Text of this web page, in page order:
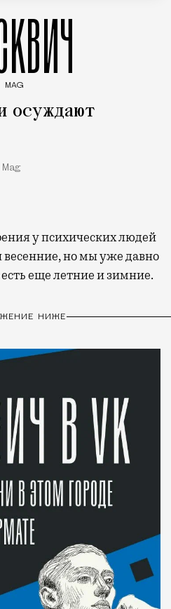
MAG
осуждают
но мы уже давно
еще летние и зимние.
НИЖЕ